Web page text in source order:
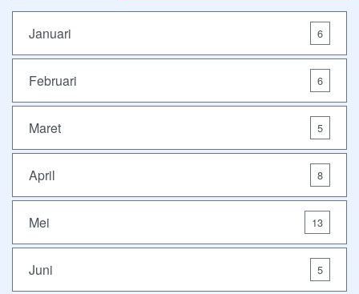
Januari 6
Februari 6
Maret 5
April 8
Mei 13
Juni 5